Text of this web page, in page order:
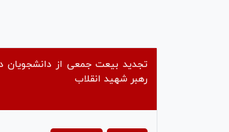
تجدید بیعت جمعی از دانشجویان
رهبر شهید انقلاب